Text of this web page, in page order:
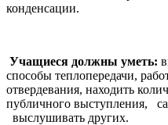
конденсации.
Учащиеся должны уметь:
способы теплопередачи,
отвердевания, находить
публичного выступления,
выслушивать других.